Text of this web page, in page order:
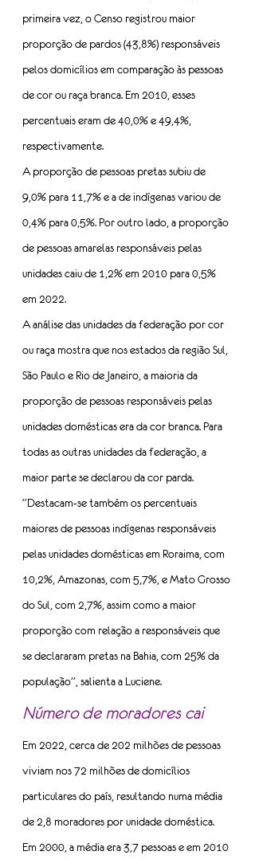
primeira vez, o Censo registrou maior
proporção de pardos (43,8%) responsáveis
pelos domicílios em comparação às pessoas
de cor ou raça branca. Em 2010, esses
percentuais eram de 40,0% e 49,4%,
respectivamente.
A proporção de pessoas pretas subiu de
9,0% para 11,7% e a de indígenas variou de
0,4% para 0,5%. Por outro lado, a proporção
de pessoas amarelas responsáveis pelas
unidades caiu de 1,2% em 2010 para 0,5%
em 2022.
A análise das unidades da federação por cor
ou raça mostra que nos estados da região Sul,
São Paulo e Rio de Janeiro, a maioria da
proporção de pessoas responsáveis pelas
unidades domésticas era da cor branca. Para
todas as outras unidades da federação, a
maior parte se declarou da cor parda.
“Destacam-se também os percentuais
maiores de pessoas indígenas responsáveis
pelas unidades domésticas em Roraima, com
10,2%, Amazonas, com 5,7%, e Mato Grosso
do Sul, com 2,7%, assim como a maior
proporção com relação a responsáveis que
se declararam pretas na Bahia, com 25% da
população”, salienta a Luciene.
Número de moradores cai
Em 2022, cerca de 202 milhões de pessoas
viviam nos 72 milhões de domicílios
particulares do país, resultando numa média
de 2,8 moradores por unidade doméstica.
Em 2000, a média era 3,7 pessoas e em 2010